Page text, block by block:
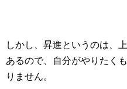
しかし、昇進というのは、
あるので、自分がやりたく
りません。